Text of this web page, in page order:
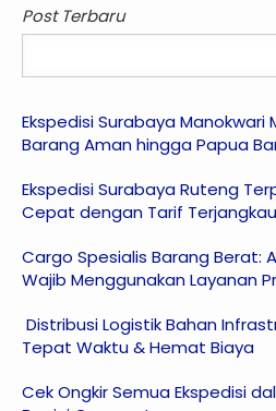
Post Terbaru
Ekspedisi Surabaya Manokwari
Barang Aman hingga Papua
Ekspedisi Surabaya Ruteng
Cepat dengan Tarif Terjangkau
Cargo Spesialis Barang Berat:
Wajib Menggunakan Layanan
Distribusi Logistik Bahan
Tepat Waktu & Hemat Biaya
Cek Ongkir Semua Ekspedisi